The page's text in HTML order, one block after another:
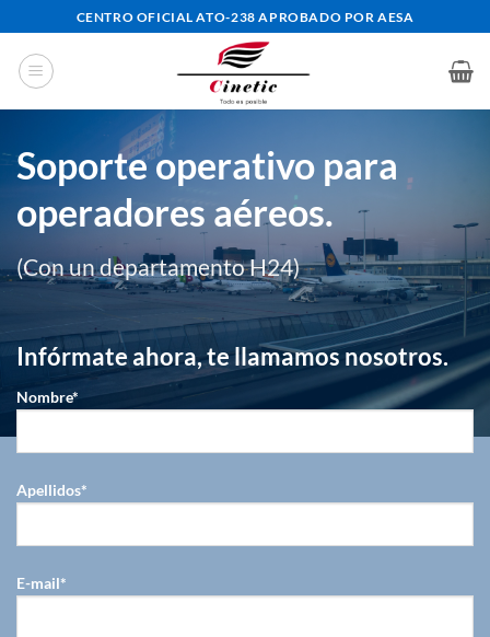
al
contenido
CENTRO OFICIAL ATO-238 APROBADO POR AESA
Soporte operativo para
operadores aéreos.
(Con un departamento H24)
Infórmate ahora, te llamamos nosotros.
Nombre*
Apellidos*
E-mail*